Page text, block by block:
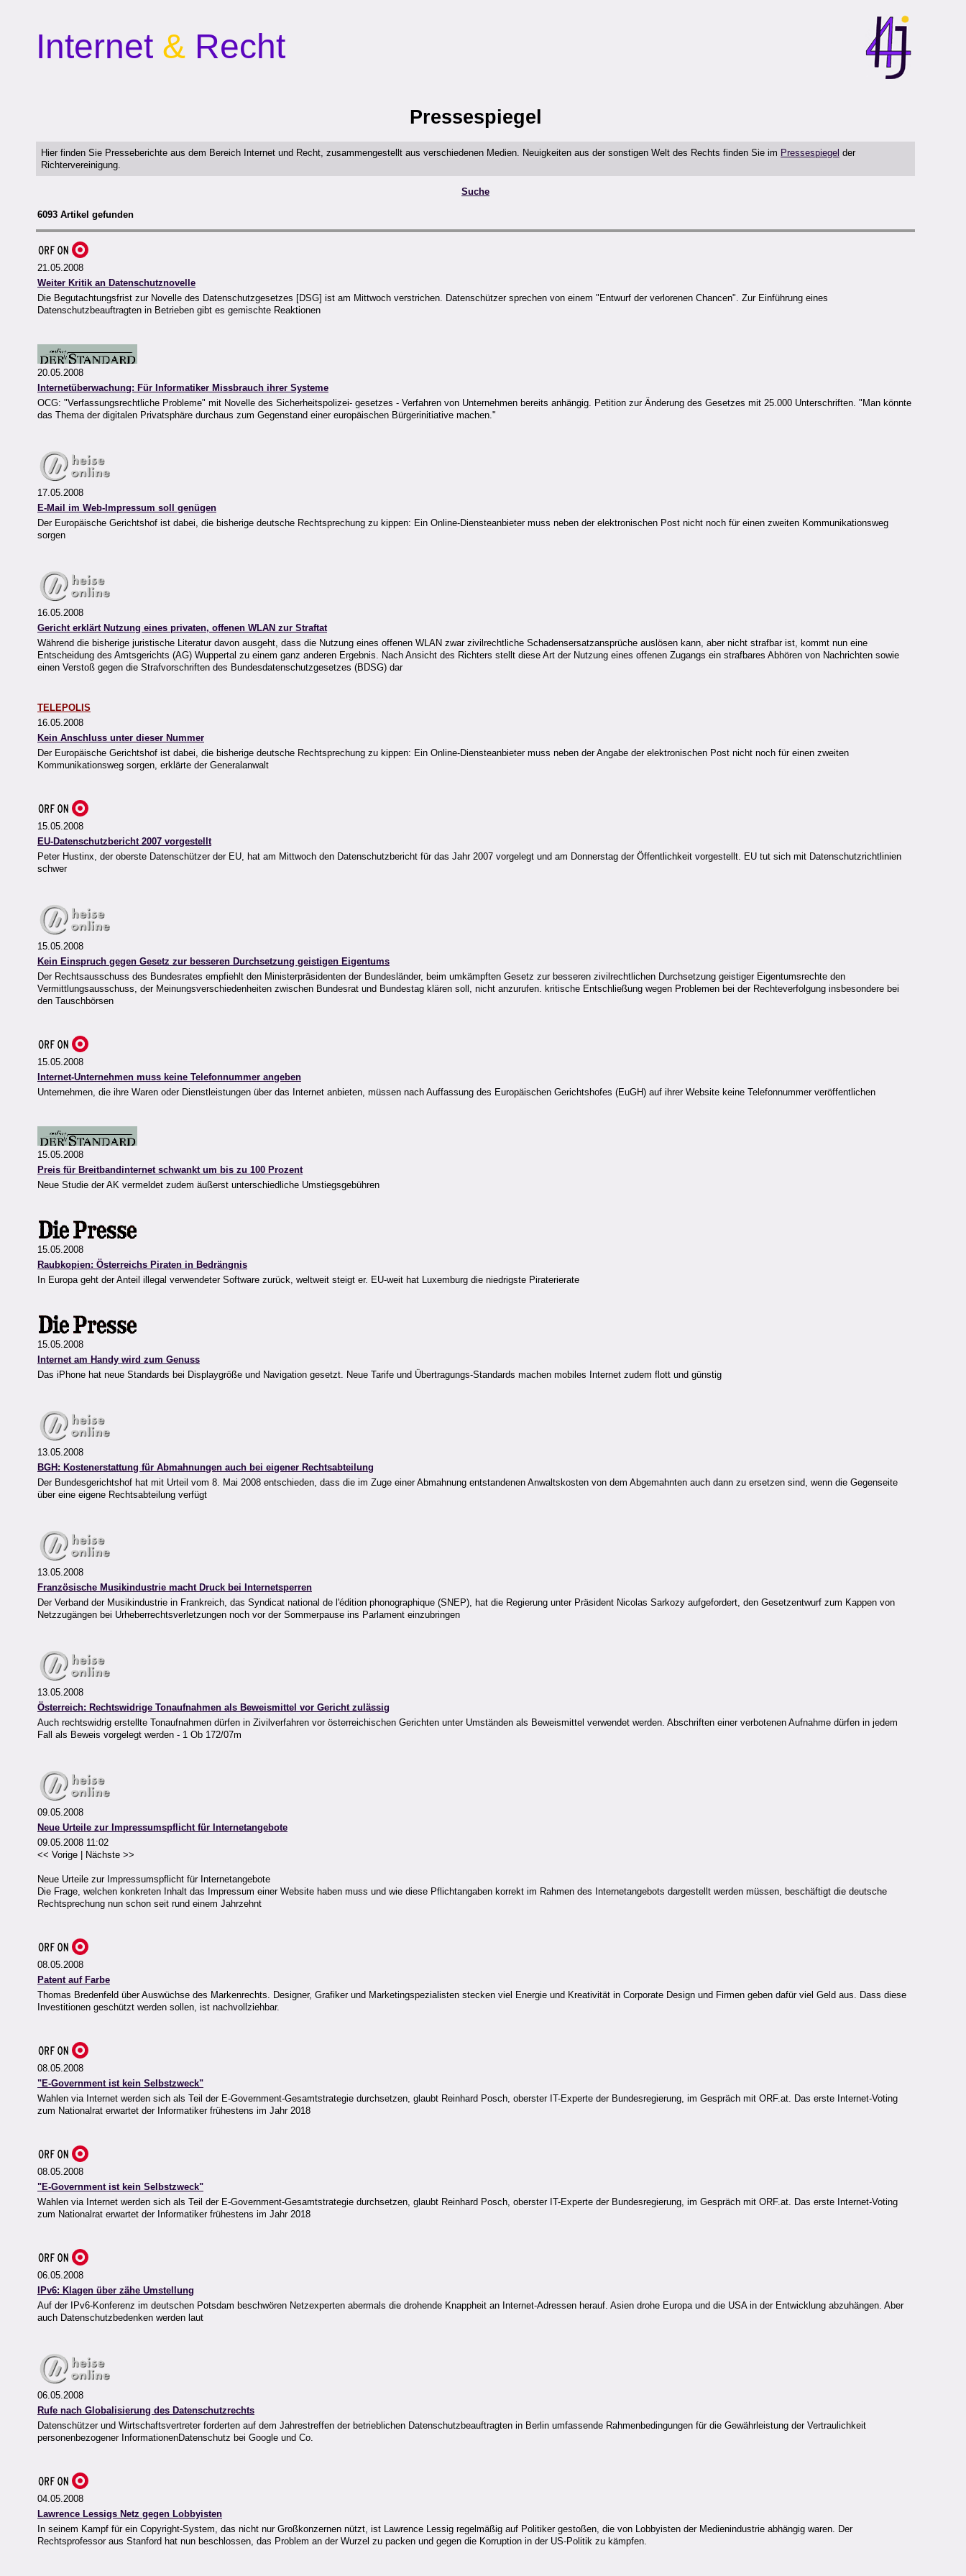
Internet & Recht
Pressespiegel
Hier finden Sie Presseberichte aus dem Bereich Internet und Recht, zusammengestellt aus verschiedenen Medien. Neuigkeiten aus der sonstigen Welt des Rechts finden Sie im Pressespiegel der
Richtervereinigung.
Suche
6093 Artikel gefunden
21.05.2008
Weiter Kritik an Datenschutznovelle
Die Begutachtungsfrist zur Novelle des Datenschutzgesetzes [DSG] ist am Mittwoch verstrichen. Datenschützer sprechen von einem "Entwurf der verlorenen Chancen". Zur Einführung eines
Datenschutzbeauftragten in Betrieben gibt es gemischte Reaktionen
20.05.2008
Internetüberwachung: Für Informatiker Missbrauch ihrer Systeme
OCG: "Verfassungsrechtliche Probleme" mit Novelle des Sicherheitspolizei- gesetzes - Verfahren von Unternehmen bereits anhängig. Petition zur Änderung des Gesetzes mit 25.000 Unterschriften. "Man könnte
das Thema der digitalen Privatsphäre durchaus zum Gegenstand einer europäischen Bürgerinitiative machen."
17.05.2008
E-Mail im Web-Impressum soll genügen
Der Europäische Gerichtshof ist dabei, die bisherige deutsche Rechtsprechung zu kippen: Ein Online-Diensteanbieter muss neben der elektronischen Post nicht noch für einen zweiten Kommunikationsweg
sorgen
16.05.2008
Gericht erklärt Nutzung eines privaten, offenen WLAN zur Straftat
Während die bisherige juristische Literatur davon ausgeht, dass die Nutzung eines offenen WLAN zwar zivilrechtliche Schadensersatzansprüche auslösen kann, aber nicht strafbar ist, kommt nun eine
Entscheidung des Amtsgerichts (AG) Wuppertal zu einem ganz anderen Ergebnis. Nach Ansicht des Richters stellt diese Art der Nutzung eines offenen Zugangs ein strafbares Abhören von Nachrichten sowie
einen Verstoß gegen die Strafvorschriften des Bundesdatenschutzgesetzes (BDSG) dar
TELEPOLIS
16.05.2008
Kein Anschluss unter dieser Nummer
Der Europäische Gerichtshof ist dabei, die bisherige deutsche Rechtsprechung zu kippen: Ein Online-Diensteanbieter muss neben der Angabe der elektronischen Post nicht noch für einen zweiten
Kommunikationsweg sorgen, erklärte der Generalanwalt
15.05.2008
EU-Datenschutzbericht 2007 vorgestellt
Peter Hustinx, der oberste Datenschützer der EU, hat am Mittwoch den Datenschutzbericht für das Jahr 2007 vorgelegt und am Donnerstag der Öffentlichkeit vorgestellt. EU tut sich mit Datenschutzrichtlinien
schwer
15.05.2008
Kein Einspruch gegen Gesetz zur besseren Durchsetzung geistigen Eigentums
Der Rechtsausschuss des Bundesrates empfiehlt den Ministerpräsidenten der Bundesländer, beim umkämpften Gesetz zur besseren zivilrechtlichen Durchsetzung geistiger Eigentumsrechte den
Vermittlungsausschuss, der Meinungsverschiedenheiten zwischen Bundesrat und Bundestag klären soll, nicht anzurufen. kritische Entschließung wegen Problemen bei der Rechteverfolgung insbesondere bei
den Tauschbörsen
15.05.2008
Internet-Unternehmen muss keine Telefonnummer angeben
Unternehmen, die ihre Waren oder Dienstleistungen über das Internet anbieten, müssen nach Auffassung des Europäischen Gerichtshofes (EuGH) auf ihrer Website keine Telefonnummer veröffentlichen
15.05.2008
Preis für Breitbandinternet schwankt um bis zu 100 Prozent
Neue Studie der AK vermeldet zudem äußerst unterschiedliche Umstiegsgebühren
15.05.2008
Raubkopien: Österreichs Piraten in Bedrängnis
In Europa geht der Anteil illegal verwendeter Software zurück, weltweit steigt er. EU-weit hat Luxemburg die niedrigste Piraterierate
15.05.2008
Internet am Handy wird zum Genuss
Das iPhone hat neue Standards bei Displaygröße und Navigation gesetzt. Neue Tarife und Übertragungs-Standards machen mobiles Internet zudem flott und günstig
13.05.2008
BGH: Kostenerstattung für Abmahnungen auch bei eigener Rechtsabteilung
Der Bundesgerichtshof hat mit Urteil vom 8. Mai 2008 entschieden, dass die im Zuge einer Abmahnung entstandenen Anwaltskosten von dem Abgemahnten auch dann zu ersetzen sind, wenn die Gegenseite
über eine eigene Rechtsabteilung verfügt
13.05.2008
Französische Musikindustrie macht Druck bei Internetsperren
Der Verband der Musikindustrie in Frankreich, das Syndicat national de l'édition phonographique (SNEP), hat die Regierung unter Präsident Nicolas Sarkozy aufgefordert, den Gesetzentwurf zum Kappen von
Netzzugängen bei Urheberrechtsverletzungen noch vor der Sommerpause ins Parlament einzubringen
13.05.2008
Österreich: Rechtswidrige Tonaufnahmen als Beweismittel vor Gericht zulässig
Auch rechtswidrig erstellte Tonaufnahmen dürfen in Zivilverfahren vor österreichischen Gerichten unter Umständen als Beweismittel verwendet werden. Abschriften einer verbotenen Aufnahme dürfen in jedem
Fall als Beweis vorgelegt werden - 1 Ob 172/07m
09.05.2008
Neue Urteile zur Impressumspflicht für Internetangebote
09.05.2008 11:02
<< Vorige | Nächste >>
Neue Urteile zur Impressumspflicht für Internetangebote
Die Frage, welchen konkreten Inhalt das Impressum einer Website haben muss und wie diese Pflichtangaben korrekt im Rahmen des Internetangebots dargestellt werden müssen, beschäftigt die deutsche
Rechtsprechung nun schon seit rund einem Jahrzehnt
08.05.2008
Patent auf Farbe
Thomas Bredenfeld über Auswüchse des Markenrechts. Designer, Grafiker und Marketingspezialisten stecken viel Energie und Kreativität in Corporate Design und Firmen geben dafür viel Geld aus. Dass diese
Investitionen geschützt werden sollen, ist nachvollziehbar.
08.05.2008
"E-Government ist kein Selbstzweck"
Wahlen via Internet werden sich als Teil der E-Government-Gesamtstrategie durchsetzen, glaubt Reinhard Posch, oberster IT-Experte der Bundesregierung, im Gespräch mit ORF.at. Das erste Internet-Voting
zum Nationalrat erwartet der Informatiker frühestens im Jahr 2018
08.05.2008
"E-Government ist kein Selbstzweck"
Wahlen via Internet werden sich als Teil der E-Government-Gesamtstrategie durchsetzen, glaubt Reinhard Posch, oberster IT-Experte der Bundesregierung, im Gespräch mit ORF.at. Das erste Internet-Voting
zum Nationalrat erwartet der Informatiker frühestens im Jahr 2018
06.05.2008
IPv6: Klagen über zähe Umstellung
Auf der IPv6-Konferenz im deutschen Potsdam beschwören Netzexperten abermals die drohende Knappheit an Internet-Adressen herauf. Asien drohe Europa und die USA in der Entwicklung abzuhängen. Aber
auch Datenschutzbedenken werden laut
06.05.2008
Rufe nach Globalisierung des Datenschutzrechts
Datenschützer und Wirtschaftsvertreter forderten auf dem Jahrestreffen der betrieblichen Datenschutzbeauftragten in Berlin umfassende Rahmenbedingungen für die Gewährleistung der Vertraulichkeit
personenbezogener InformationenDatenschutz bei Google und Co.
04.05.2008
Lawrence Lessigs Netz gegen Lobbyisten
In seinem Kampf für ein Copyright-System, das nicht nur Großkonzernen nützt, ist Lawrence Lessig regelmäßig auf Politiker gestoßen, die von Lobbyisten der Medienindustrie abhängig waren. Der
Rechtsprofessor aus Stanford hat nun beschlossen, das Problem an der Wurzel zu packen und gegen die Korruption in der US-Politik zu kämpfen.